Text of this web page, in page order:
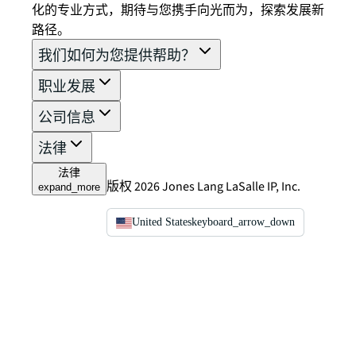
化的专业方式，期待与您携手向光而为，探索发展新
路径。
我们如何为您提供帮助？
职业发展
公司信息
法律
法律
expand_more 版权 2026 Jones Lang LaSalle IP, Inc.
United Stateskeyboard_arrow_down